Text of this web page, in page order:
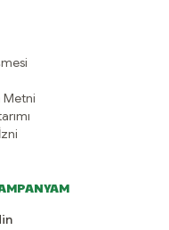
Metni